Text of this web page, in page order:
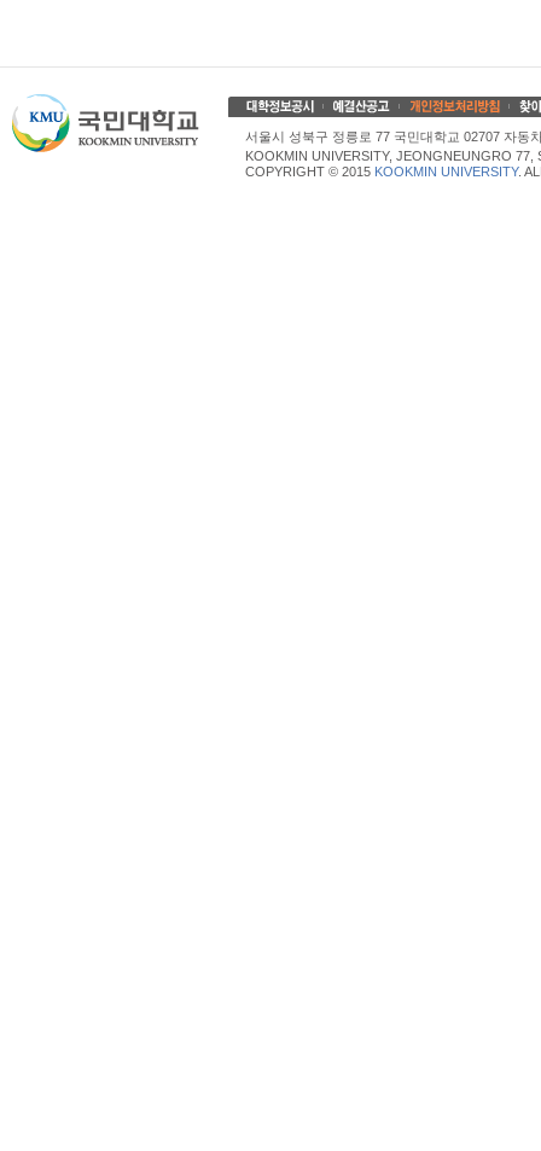
서울시 성북구 정릉로 77 국민대학교 02707 자동
KOOKMIN UNIVERSITY, JEONGNEUNGRO
COPYRIGHT © 2015 KOOKMIN UNIVERSITY.